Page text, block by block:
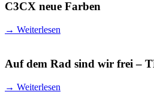
C3CX neue Farben
→ Weiterlesen
Auf dem Rad sind wir frei –
→ Weiterlesen